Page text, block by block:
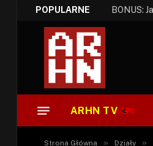
POPULARNE
ARHN TV
Strona Główna » Działy »